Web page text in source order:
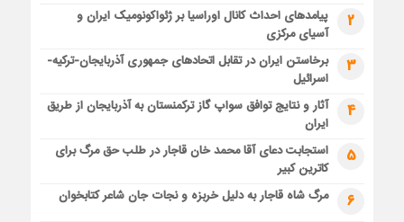
2
پیامدهای احداث کانال اوراسیا بر ژئواکونومیک ایران و
آسیای مرکزی
3
برخاستن ایران در تقابل اتحادهای جمهوری آذربایجان-ترکیه-
اسرائیل
4
آثار و نتایج توافق سواپ گاز ترکمنستان به آذربایجان از طریق
ایران
5
استجابت دعای آقا محمد خان قاجار در طلب حق مرگ برای
کاترین کبیر
6 مرگ شاه قاجار به دلیل خربزه و نجات جان شاعر کتابخوان